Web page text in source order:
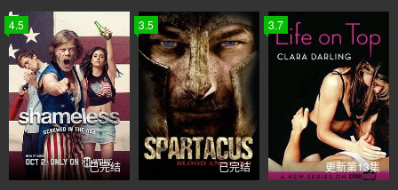
4.5
已完结
3.5
已完结
3.7
更新第13集